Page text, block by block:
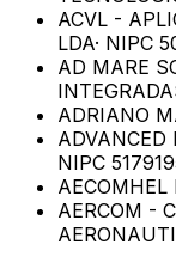
ACVL -
LDA· NIPC
AD MARE
ADRIANO
ADVANCED
NIPC
AECOMHEL
AERCOM -